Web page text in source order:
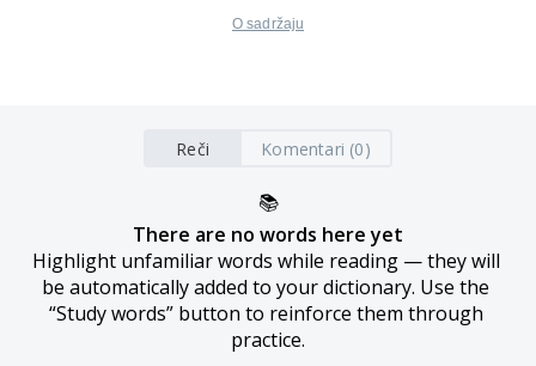
O sadržaju
Reči Komentari (0)
📚
There are no words here yet
Highlight unfamiliar words while reading — they will
be automatically added to your dictionary. Use the
“Study words” button to reinforce them through
practice.